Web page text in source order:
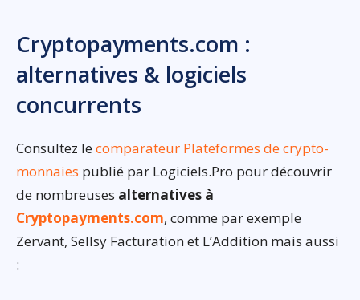
Cryptopayments.com :
alternatives & logiciels
concurrents
Consultez lecomparateur Plateformes de crypto-
monnaies publié par Logiciels.Pro pour découvrir
de nombreuses alternatives à
Cryptopayments.com, comme par exemple
Zervant, Sellsy Facturation et L’Addition mais aussi
: